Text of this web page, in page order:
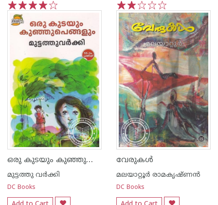
2 5
4
3
2
1
ഒരു കുടയും കുഞ്ഞുപെങ്ങളും
മുട്ടത്തു വര്‍ക്കി
DC Books
വേരുകള്‍
മലയാറ്റൂര്‍ രാമകൃഷ്ണന്‍
DC Books